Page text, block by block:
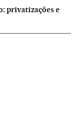
privatizações e